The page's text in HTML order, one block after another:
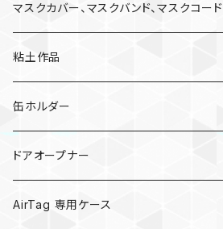
マスクカバー、マスクバンド、マスクコード
粘土作品
亀
キノコ
缶ホルダー
ドアオープナー
AirTag 専用ケース